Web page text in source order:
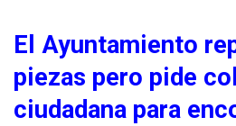
El Ayuntamiento
piezas pero pide
ciudadana para